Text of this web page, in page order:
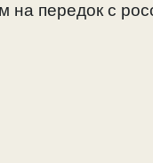
на передок с